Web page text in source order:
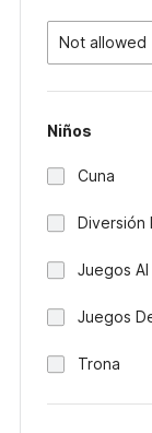
Not allowed
Niños
Cuna
Diversión
Juegos
Juegos
Trona